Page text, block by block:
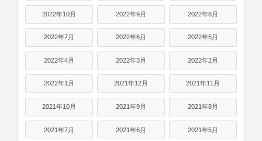
2022年10月 2022年9月 2022年8月
2022年7月 2022年6月 2022年5月
2022年4月 2022年3月 2022年2月
2022年1月 2021年12月 2021年11月
2021年10月 2021年9月 2021年8月
2021年7月 2021年6月 2021年5月